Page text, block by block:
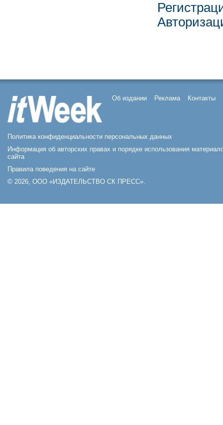
Об издании Реклама Контакты
Политика конфиденциальности персональных данных
Информация об авторских правах и порядке использования
сайта
Правила поведения на сайте
© 2026, ООО «ИЗДАТЕЛЬСТВО СК ПРЕСС».